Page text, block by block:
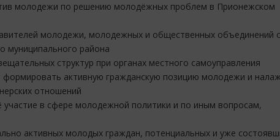
молодежи по решению молодёжных проблем в Прионежском
молодежи, молодежных и общественных объединений с
муниципального района
структур при органах местного самоуправления
активную гражданскую позицию молодежи и
отношений
участие в сфере молодежной политики и по иным вопросам,
активных молодых граждан, потенциальных и уже